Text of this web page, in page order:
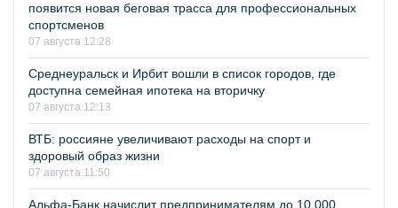
появится новая беговая трасса для профессиональных
спортсменов
07 августа 12:28
Среднеуральск и Ирбит вошли в список городов, где
доступна семейная ипотека на вторичку
07 августа 12:13
ВТБ: россияне увеличивают расходы на спорт и
здоровый образ жизни
07 августа 11:50
Альфа-Банк начислит предпринимателям до 10 000